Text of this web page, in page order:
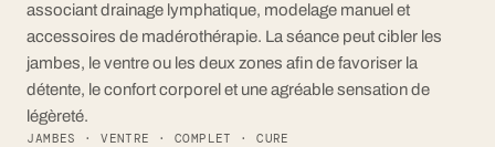
associant drainage lymphatique, modelage manuel et
accessoires de madérothérapie. La séance peut cibler les
jambes, le ventre ou les deux zones afin de favoriser la
détente, le confort corporel et une agréable sensation de
légèreté.
JAMBES · VENTRE · COMPLET · CURE